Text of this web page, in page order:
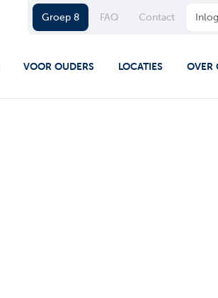
Groep 8 FAQ Contact
VOOR OUDERS LOCATIES OVER